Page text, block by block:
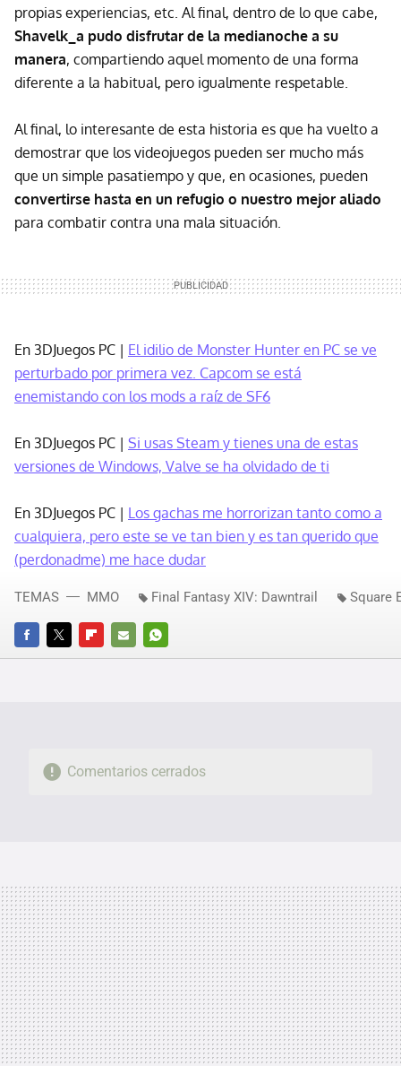
propias experiencias, etc. Al final, dentro de lo que cabe,
Shavelk_a pudo disfrutar de la medianoche a su
manera, compartiendo aquel momento de una forma
diferente a la habitual, pero igualmente respetable.
Al final, lo interesante de esta historia es que ha vuelto a
demostrar que los videojuegos pueden ser mucho más
que un simple pasatiempo y que, en ocasiones, pueden
convertirse hasta en un refugio o nuestro mejor aliado
para combatir contra una mala situación.
En 3DJuegos PC | El idilio de Monster Hunter en PC se ve
perturbado por primera vez. Capcom se está
enemistando con los mods a raíz de SF6
En 3DJuegos PC | Si usas Steam y tienes una de estas
versiones de Windows, Valve se ha olvidado de ti
En 3DJuegos PC | Los gachas me horrorizan tanto como a
cualquiera, pero este se ve tan bien y es tan querido que
(perdonadme) me hace dudar
FACEBOOKTWITTERFLIPBOARD
E-
WHATSAPP
TEMAS MMO Final Fantasy XIV: Dawntrail Square
Comentarios cerrados